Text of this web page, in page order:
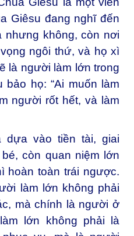
Giêsu đang nghĩ đến
nhưng không, còn nơi
ngôi thứ, và họ xì
là người làm lớn trong
bảo họ: “Ai muốn làm
người rốt hết, và làm
dựa vào tiền tài, giai
còn quan niệm lớn
hoàn toàn trái ngược.
làm lớn không phải
mà chính là người ở
lớn không phải là